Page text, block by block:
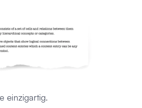
einzigartig.